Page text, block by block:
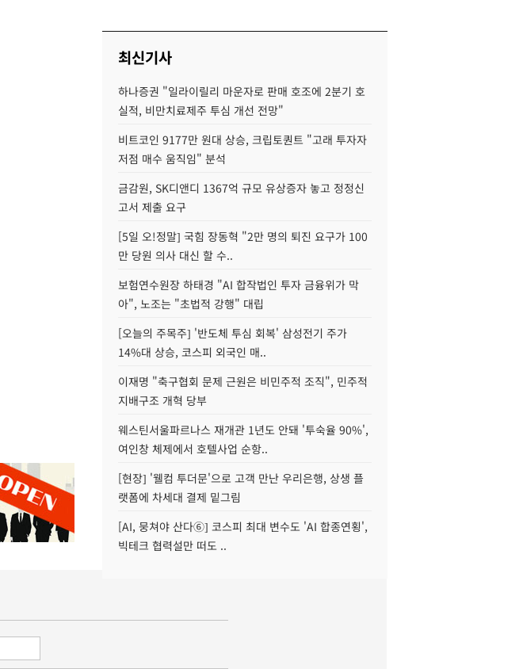
최신기사
하나증권 "일라이릴리 마운자로 판매 호조에 2분기 호
실적, 비만치료제주 투심 개선 전망"
비트코인 9177만 원대 상승, 크립토퀀트 "고래 투자자
저점 매수 움직임" 분석
금감원, SK디앤디 1367억 규모 유상증자 놓고 정정신
고서 제출 요구
[5일 오!정말] 국힘 장동혁 "2만 명의 퇴진 요구가 100
만 당원 의사 대신 할 수..
보험연수원장 하태경 "AI 합작법인 투자 금융위가 막
아", 노조는 "초법적 강행" 대립
[오늘의 주목주] '반도체 투심 회복' 삼성전기 주가
14%대 상승, 코스피 외국인 매..
이재명 "축구협회 문제 근원은 비민주적 조직", 민주적
지배구조 개혁 당부
웨스틴서울파르나스 재개관 1년도 안돼 '투숙율 90%',
여인창 체제에서 호텔사업 순항..
[현장] '웰컴 투더문'으로 고객 만난 우리은행, 상생 플
랫폼에 차세대 결제 밑그림
[AI, 뭉쳐야 산다⑥] 코스피 최대 변수도 'AI 합종연횡',
빅테크 협력설만 떠도 ..